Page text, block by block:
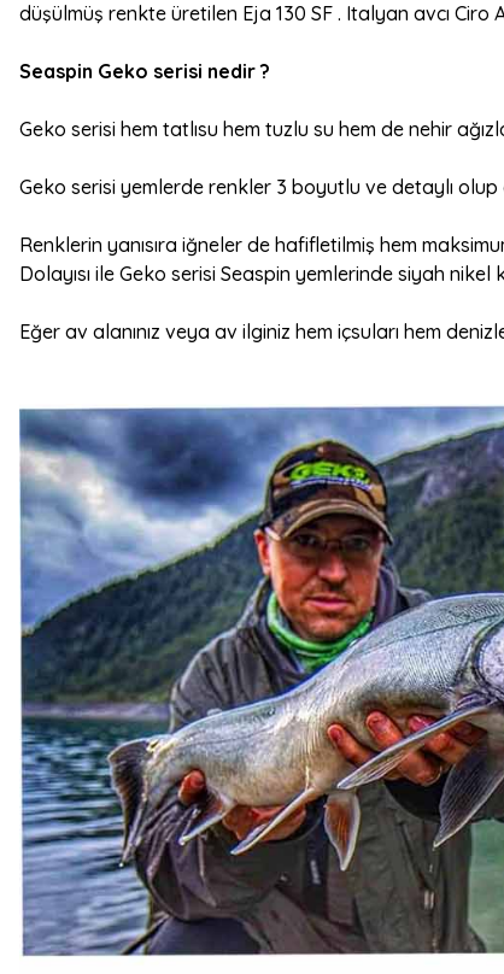
düşülmüş renkte üretilen Eja 130 SF . Italyan avcı
Seaspin Geko serisi nedir ?
Geko serisi hem tatlısu hem tuzlu su hem de nehir
Geko serisi yemlerde renkler 3 boyutlu ve detaylı
Renklerin yanısıra iğneler de hafifletilmiş hem
Dolayısı ile Geko serisi Seaspin yemlerinde siyah
Eğer av alanınız veya av ilginiz hem içsuları hem